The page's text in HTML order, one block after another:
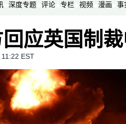
深度专题 评论 专栏 视频 漫画 事
应英国制
EST